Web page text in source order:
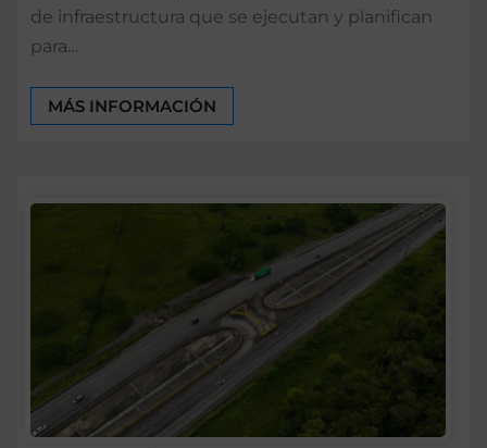
de infraestructura que se ejecutan y planifican
para…
MÁS INFORMACIÓN